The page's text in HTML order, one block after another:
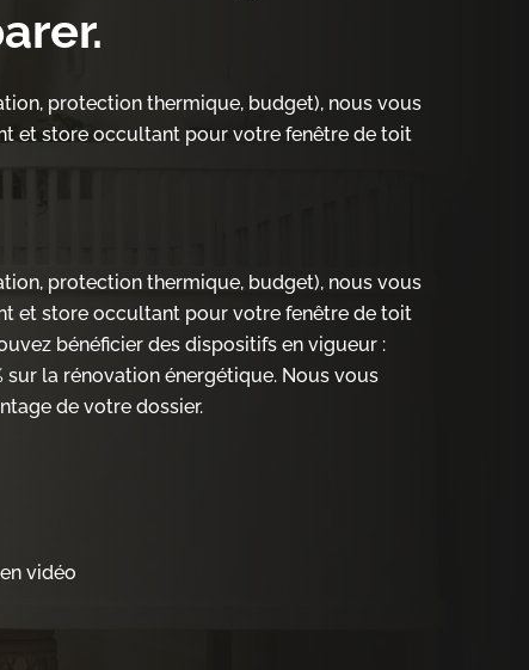
protection thermique, budget), nous vous
et store occultant pour votre fenêtre de toit
protection thermique, budget), nous vous
et store occultant pour votre fenêtre de toit
bénéficier des dispositifs en vigueur :
sur la rénovation énergétique. Nous vous
de votre dossier.
vidéo